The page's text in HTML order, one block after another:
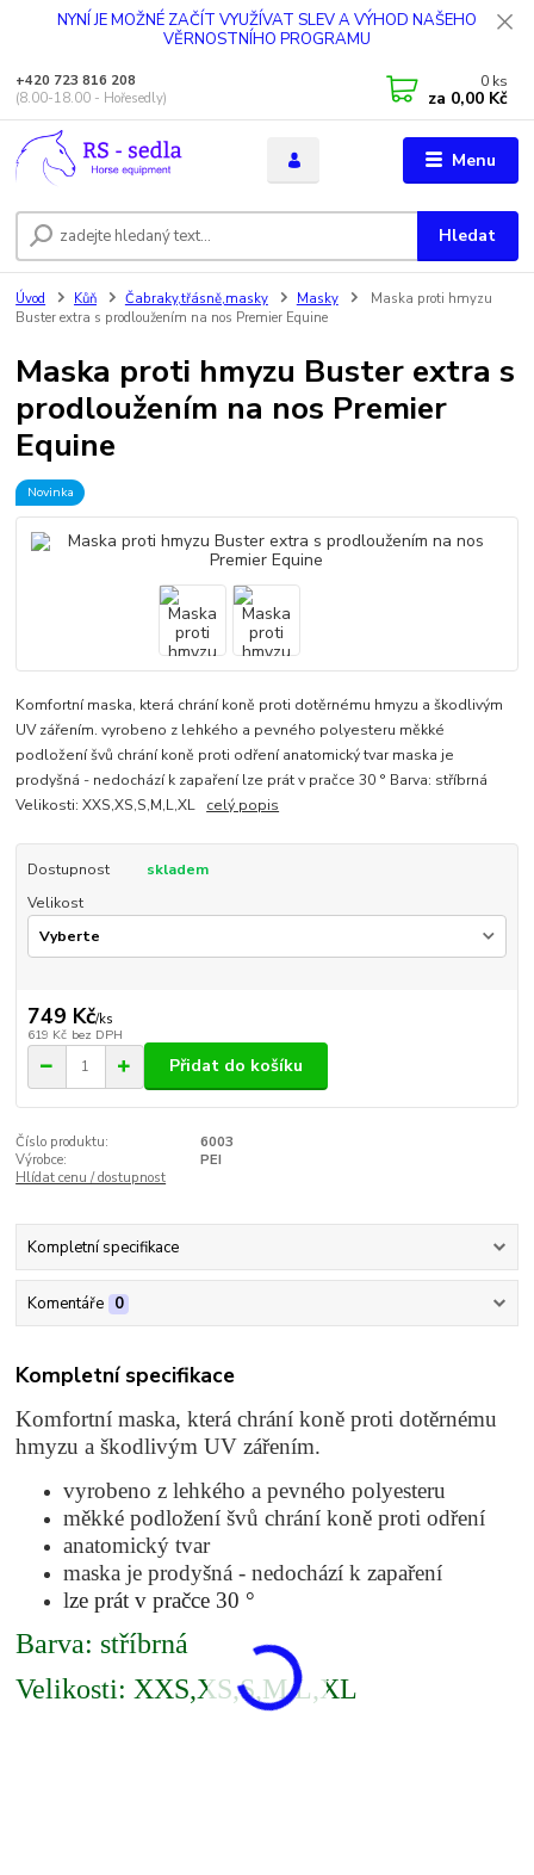
NYNÍ JE MOŽNÉ ZAČÍT VYUŽÍVAT SLEV A VÝHOD NAŠEHO
VĚRNOSTNÍHO PROGRAMU
Menu
Hledat
+420 723 816 208
(8.00-18.00 - Hořesedly)
0 ks
za 0,00 Kč
Úvod Kůň Čabraky,třásně,masky Masky
Maska proti hmyzu
Buster extra s prodloužením na nos Premier Equine
Maska proti hmyzu Buster extra s
prodloužením na nos Premier
Equine
Novinka
Komfortní maska, která chrání koně proti dotěrnému hmyzu a škodlivým
UV zářením. vyrobeno z lehkého a pevného polyesteru měkké
podložení švů chrání koně proti odření anatomický tvar maska je
prodyšná - nedochází k zapaření lze prát v pračce 30 ° Barva: stříbrná
Velikosti: XXS,XS,S,M,L,XL celý popis
Dostupnost
skladem
Velikost
749 Kč/ks
619 Kč bez DPH
Přidat do košíku
Číslo produktu:
6003
Výrobce:
PEI
Hlídat cenu / dostupnost
Kompletní specifikace
Komentáře 0
Kompletní specifikace
Komfortní maska, která chrání koně proti dotěrnému
hmyzu a škodlivým UV zářením.
vyrobeno z lehkého a pevného polyesteru
měkké podložení švů chrání koně proti odření
anatomický tvar
maska je prodyšná - nedochází k zapaření
lze prát v pračce 30 °
Barva: stříbrná
Velikosti: XXS,XS,S,M,L,XL